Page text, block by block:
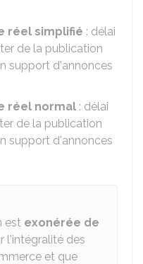
réel simplifié : délai
de la publication
support d'annonces
réel normal : délai
de la publication
support d'annonces
est exonérée de
l'intégralité des
et que